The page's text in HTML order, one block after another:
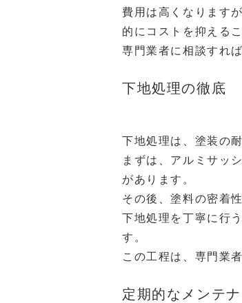
費用は高くなります
的にコストを抑える
専門業者に相談すれ
下地処理の徹底
下地処理は、塗装の
まずは、アルミサッ
があります。
その後、塗料の密着
下地処理を丁寧に行
す。
この工程は、専門業
定期的なメンテ